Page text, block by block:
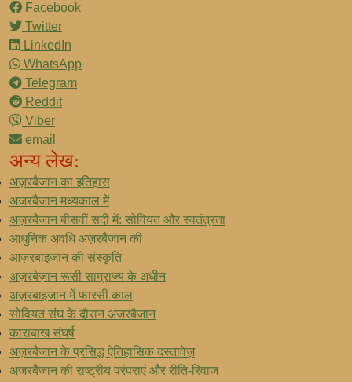
Facebook
Twitter
LinkedIn
WhatsApp
Telegram
Reddit
Viber
email
अन्य लेख:
अज़रबैजान का इतिहास
अजरबैजान मध्यकाल में
अज़रबैजान बीसवीं सदी में: सोवियत और स्वतंत्रता
आधुनिक अवधि अज़रबैजान की
आज़रबाइजान की संस्कृति
अज़रबेज़ान रूसी साम्राज्य के अधीन
अज़रबाइजान में फारसी काल
सोवियत संघ के दौरान अजरबैजान
काराबाख संघर्ष
अज़रबैजान के प्रसिद्ध ऐतिहासिक दस्तावेज़
अजरबैजान की राष्ट्रीय परंपराएं और रीति-रिवाज